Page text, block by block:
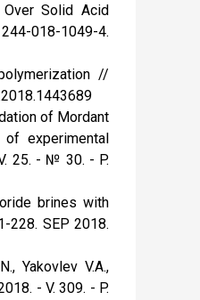
Over Solid Acid
018-1049-4.
//
of Mordant
experimental
25. - № 30. - P.
brines with
228. SEP 2018.
Yakovlev V.A.,
- V. 309. - P.